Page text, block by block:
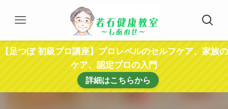
【足つぼ 初級プロ講座】プロレベルのセルフケア、家族の
ケア、認定プロの入門
詳細はこちらから